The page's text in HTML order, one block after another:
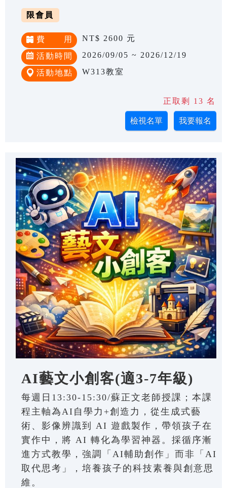
限會員
費 用 NT$ 2600 元
活動時間 2026/09/05 ~ 2026/12/19
活動地點 W313教室
正取剩 13 名
AI藝文小創客(適3-7年級)
每週日13:30-15:30/蘇正文老師授課；本課
程主軸為AI自學力+創造力，從生成式藝
術、影像辨識到 AI 遊戲製作，帶領孩子在
實作中，將 AI 轉化為學習神器。採循序漸
進方式教學，強調「AI輔助創作」而非「AI
取代思考」，培養孩子的科技素養與創意思
維。